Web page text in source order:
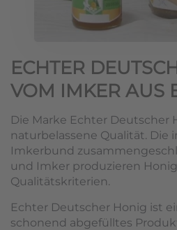
ECHTER
VOM IMKER AUS
Die Marke Echter Deutscher
naturbelassene Qualität. Die
Imkerbund
und Imker produzieren
Qualitätskriterien.
Echter Deutscher Honig ist
schonend abgefülltes